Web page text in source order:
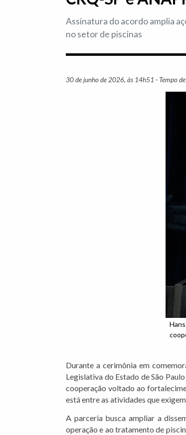
Assinatura do acordo amplia
no setor de piscinas
30 de junho de 2026, às 14h51 - Tempo
Durante a cerimônia em
Legislativa do Estado de São
cooperação voltado ao
está entre as atividades que
A parceria busca ampliar a
operação e ao tratamento de